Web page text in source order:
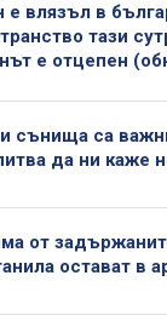
е влязъл в
тази
е отцепен
сънища са
да ни каже
от
остават в